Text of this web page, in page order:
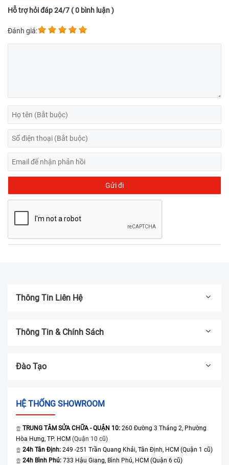
Hỗ trợ hỏi đáp 24/7 ( 0 bình luận )
Đánh giá:
Thông Tin Liên Hệ
Thông Tin & Chính Sách
Đào Tạo
HỆ THỐNG SHOWROOM
TRUNG TÂM SỬA CHỮA - QUẬN 10: 260 Đường 3 Tháng 2, Phường
Hòa Hưng, TP. HCM (Quận 10 cũ)
24h Tân Định: 249 -251 Trần Quang Khải, Tân Định, HCM (Quận 1 cũ)
24h Bình Phú: 733 Hậu Giang, Bình Phú, HCM (Quận 6 cũ)